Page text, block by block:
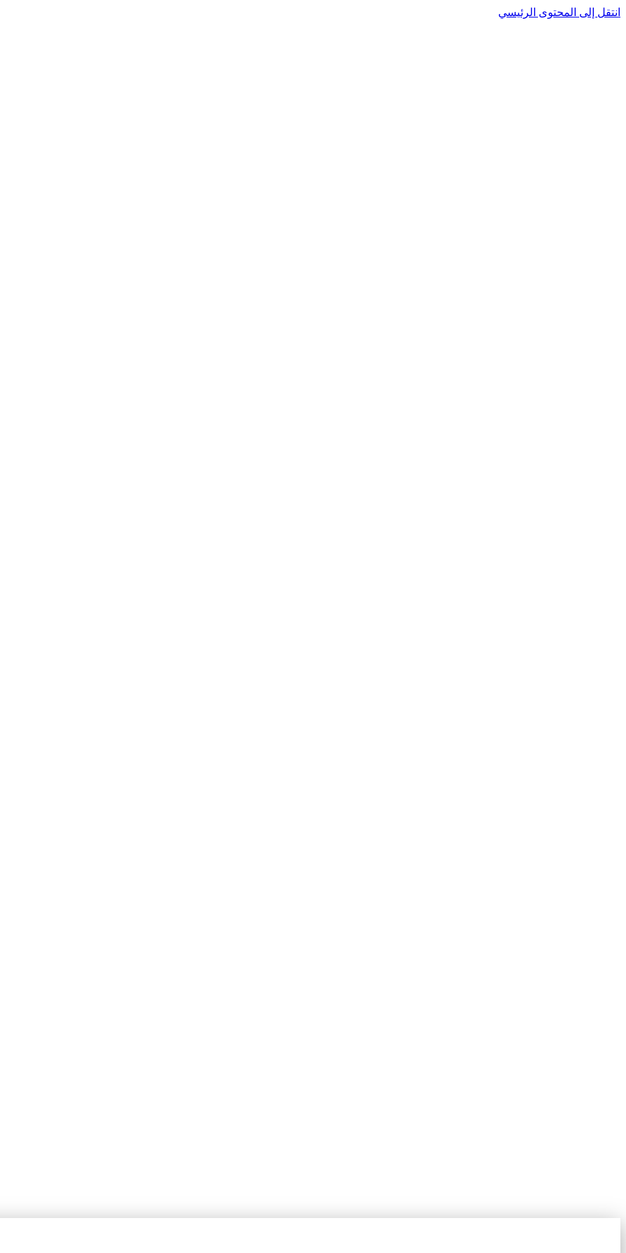
انتقل إلى المحتوى الرئيسي